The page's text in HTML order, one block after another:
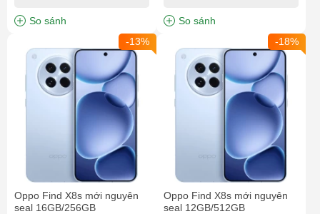
So sánh
So sánh
-13%
Oppo Find X8s mới nguyên
seal 16GB/256GB
-18%
Oppo Find X8s mới nguyên
seal 12GB/512GB